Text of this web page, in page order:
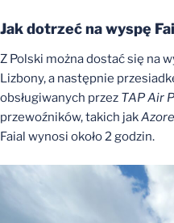
Jak dotrzeć na wyspę
Z Polski można dostać się na
Lizbony, a następnie
obsługiwanych przez TAP Air
przewoźników, takich jak
Faial wynosi około 2 godzin.